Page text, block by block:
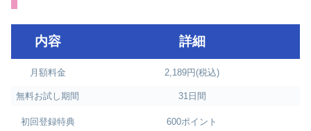
内容 詳細
月額料金 2,189円(税込)
無料お試し期間 31日間
初回登録特典 600ポイント